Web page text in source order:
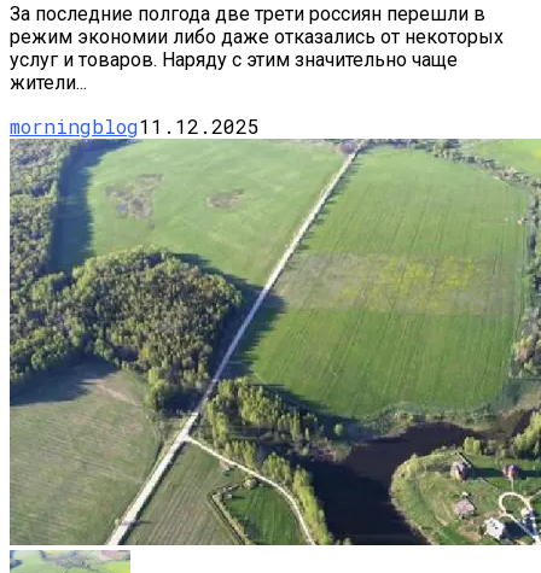
За последние полгода две трети россиян перешли в
режим экономии либо даже отказались от некоторых
услуг и товаров. Наряду с этим значительно чаще
жители...
morningblog11.12.2025